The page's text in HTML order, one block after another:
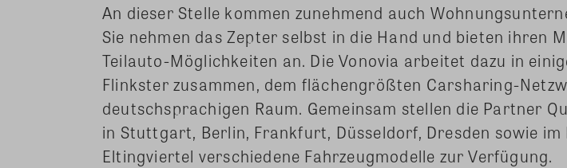
An dieser Stelle kommen zunehmend auch
Sie nehmen das Zepter selbst in die Hand und bieten ihren
Teilauto-Möglichkeiten an. Die Vonovia arbeitet dazu in
Flinkster zusammen, dem flächengrößten Carsharing-
deutschsprachigen Raum. Gemeinsam stellen die Partner
in Stuttgart, Berlin, Frankfurt, Düsseldorf, Dresden sowie im
Eltingviertel verschiedene Fahrzeugmodelle zur Verfügung.